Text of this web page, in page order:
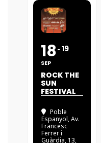
18
SEP
19
ROCK THE
SUN
FESTIVAL
Poble
Espanyol, Av.
Francesc
Ferrer i
Guàrdia, 13,